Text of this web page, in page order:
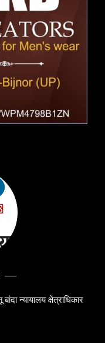
न्यायालय क्षेत्राधिकार